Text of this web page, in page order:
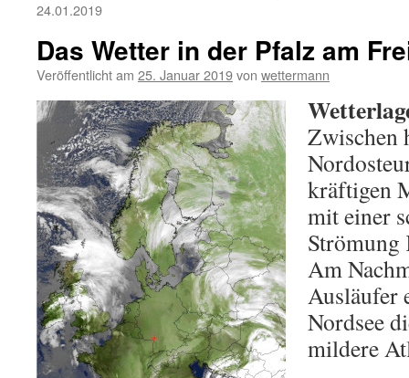
24.01.2019
Das Wetter in der Pfalz am
Veröffentlicht am 25. Januar 2019von wettermann
Zwischen
kräftigen
mit einer
Am
Ausläufer
Nordsee
mildere